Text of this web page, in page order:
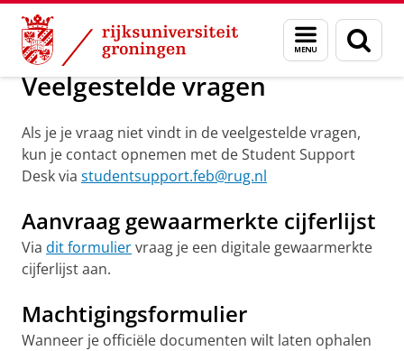
Skip
Content
Skip
Navigation
Menu
en
zoeken
Over ons Veelgestelde vragen
Veelgestelde vragen
Als je je vraag niet vindt in de veelgestelde vragen,
kun je contact opnemen met de Student Support
Desk via studentsupport.feb@rug.nl
Aanvraag gewaarmerkte cijferlijst
Via dit formuliervraag je een digitale gewaarmerkte
cijferlijst aan.
Machtigingsformulier
Wanneer je officiële documenten wilt laten ophalen